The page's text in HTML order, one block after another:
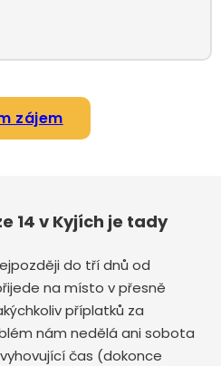
zájem
14 v Kyjích je tady
do tří dnů od
na místo v přesně
příplatků za
nám nedělá ani sobota
čas (dokonce